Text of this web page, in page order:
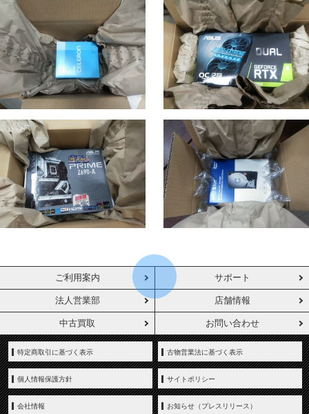
ご利用案内 サポート
法人営業部 店舗情報
中古買取 お問い合わせ
特定商取引に基づく表示 古物営業法に基づく表示
個人情報保護方針 サイトポリシー
会社情報 お知らせ（プレスリリース）